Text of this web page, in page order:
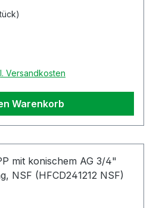
Versandkosten
Warenkorb